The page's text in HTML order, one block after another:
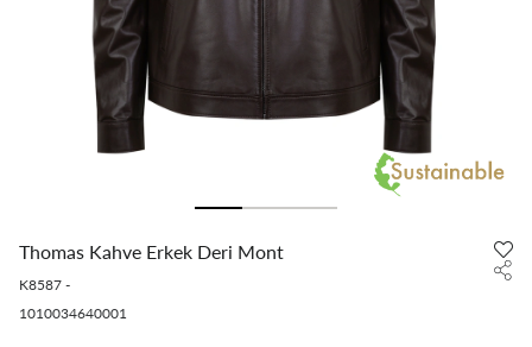
Thomas Kahve Erkek Deri Mont
K8587 -
1010034640001